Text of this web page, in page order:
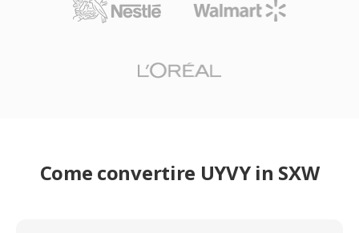
Come convertire UYVY in SXW